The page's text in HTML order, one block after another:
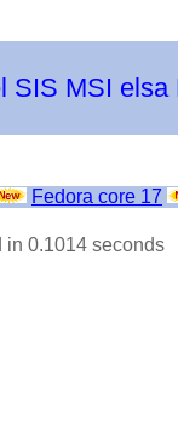
SIS MSI elsa
Fedora core 17
in 0.1014 seconds